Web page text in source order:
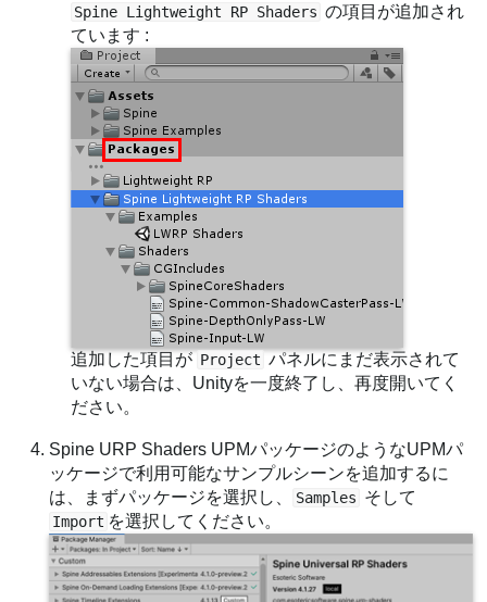
Spine Lightweight RP Shaders の項目が追加され
ています :
追加した項目が Project パネルにまだ表示されて
いない場合は、Unityを一度終了し、再度開いてく
ださい。
Spine URP Shaders UPMパッケージのようなUPMパ
ッケージで利用可能なサンプルシーンを追加するに
は、まずパッケージを選択し、
Samples そして
Import を選択してください。